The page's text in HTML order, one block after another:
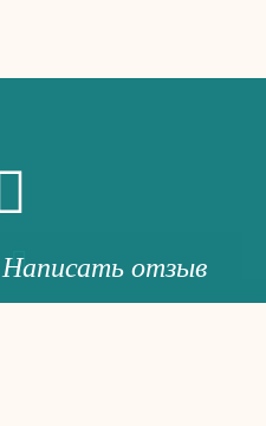
Написать отзыв